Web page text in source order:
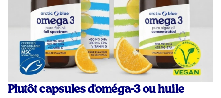
Plutôt capsules d'oméga-3 ou huile